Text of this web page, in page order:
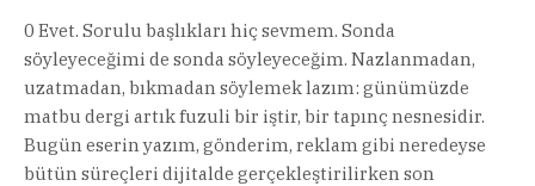
0 Evet. Sorulu başlıkları hiç sevmem. Sonda
söyleyeceğimi de sonda söyleyeceğim. Nazlanmadan,
uzatmadan, bıkmadan söylemek lazım: günümüzde
matbu dergi artık fuzuli bir iştir, bir tapınç nesnesidir.
Bugün eserin yazım, gönderim, reklam gibi neredeyse
bütün süreçleri dijitalde gerçekleştirilirken son